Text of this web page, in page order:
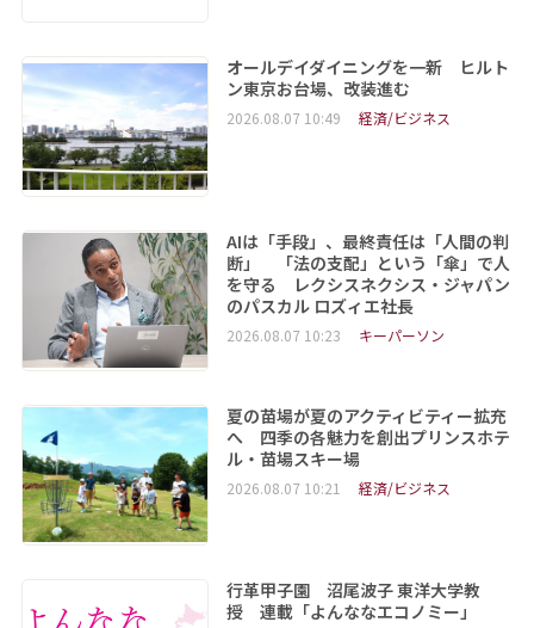
オールデイダイニングを一新 ヒルト
ン東京お台場、改装進む
2026.08.07 10:49 経済/ビジネス
AIは「手段」、最終責任は「人間の判
断」 「法の支配」という「傘」で人
を守る レクシスネクシス・ジャパン
のパスカル ロズィエ社長
2026.08.07 10:23 キーパーソン
夏の苗場が夏のアクティビティー拡充
へ 四季の各魅力を創出プリンスホテ
ル・苗場スキー場
2026.08.07 10:21 経済/ビジネス
行革甲子園 沼尾波子 東洋大学教
授 連載「よんななエコノミー」